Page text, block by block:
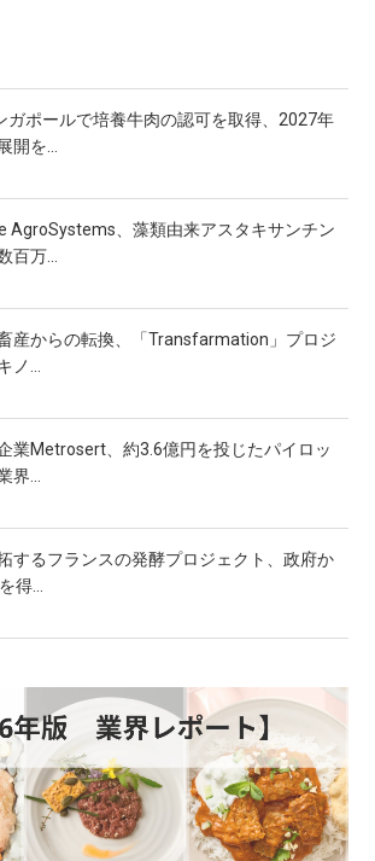
ガポールで培養牛肉の認可を取得、2027年
開を...
AgroSystems、藻類由来アスタキサンチン
百万...
産からの転換、「Transfarmation」プロジ
ノ...
業Metrosert、約3.6億円を投じたパイロッ
界...
するフランスの発酵プロジェクト、政府か
得...